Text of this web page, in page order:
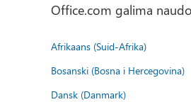
Office.com galima
Afrikaans (Suid-Afrika)
Bosanski (Bosna i Hercegovina)
Dansk (Danmark)